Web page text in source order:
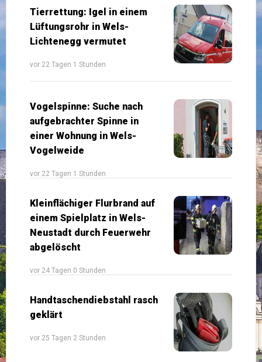
Tierrettung: Igel in einem
Lüftungsrohr in Wels-
Lichtenegg vermutet
vor 22 Tagen 1 Stunden
Vogelspinne: Suche nach
aufgebrachter Spinne in
einer Wohnung in Wels-
Vogelweide
vor 22 Tagen 1 Stunden
Kleinflächiger Flurbrand auf
einem Spielplatz in Wels-
Neustadt durch Feuerwehr
abgelöscht
vor 24 Tagen 0 Stunden
Handtaschendiebstahl rasch
geklärt
vor 25 Tagen 2 Stunden